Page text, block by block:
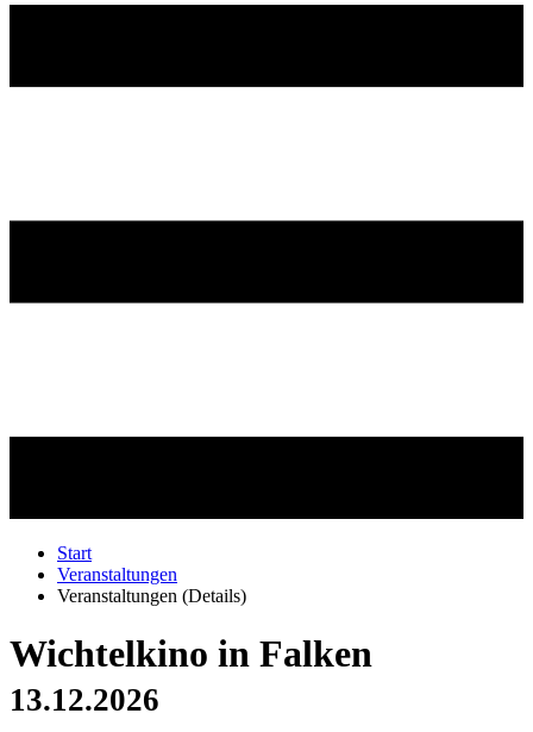
Start
Veranstaltungen
Veranstaltungen (Details)
Wichtelkino in Falken
13.12.2026